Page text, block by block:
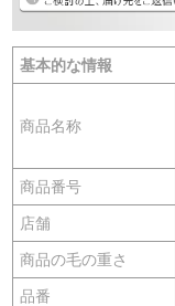
基本的な情報
商品名称
商品番号
店舗
商品の毛の重さ
品番